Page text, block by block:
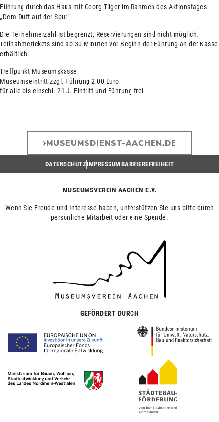
Führung durch das Haus mit Georg Tilger im Rahmen des Aktionstages
„Dem Duft auf der Spur“
Die Teilnehmerzahl ist begrenzt, Reservierungen sind nicht möglich.
Teilnahmetickets sind ab 30 Minuten vor Beginn der Führung an der Kasse
erhältlich.
Treffpunkt Museumskasse
Museumseintritt zzgl. Führung 2,00 Euro,
für alle bis einschl. 21 J. Eintritt und Führung frei
MUSEUMSDIENST-AACHEN.DE
DATENSCHUTZIMPRESSUM BARRIEREFREIHEIT
MUSEUMSVEREIN AACHEN E.V.
Wenn Sie Freude und Interesse haben, unterstützen Sie uns bitte durch
persönliche Mitarbeit oder eine Spende.
GEFÖRDERT DURCH